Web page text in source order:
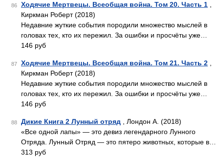
86 Ходячие Мертвецы. Всеобщая война. Том 20. Часть 1
Киркман Роберт (2018)
Недавние жуткие события породили множество мыслей в
головах тех, кто их пережил. За ошибки и просчёты уже…
146 руб
87 Ходячие Мертвецы. Всеобщая война. Том 21. Часть 2
Киркман Роберт (2018)
Недавние жуткие события породили множество мыслей в
головах тех, кто их пережил. За ошибки и просчёты уже…
146 руб
88 Дикие Книга 2 Лунный отряд , Лондон А. (2018)
«Все одной лапы» — это девиз легендарного Лунного
Отряда. Лунный Отряд — это пятеро животных, которые в…
313 руб